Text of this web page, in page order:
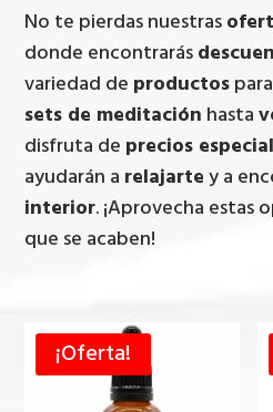
No te pierdas nuestras
donde encontrarás
variedad de productos
sets de meditación hasta
disfruta de precios
ayudarán a relajartey a
interior. ¡Aprovecha estas
que se acaben!
¡Oferta!